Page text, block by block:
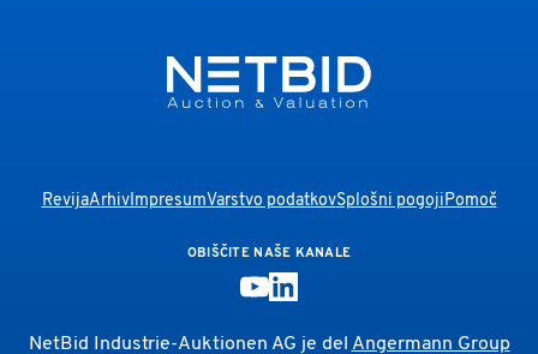
RevijaArhivImpresumVarstvo podatkovSplošni pogojiPomoč
OBIŠČITE NAŠE KANALE
NetBid Industrie-Auktionen AG je delAngermann Group